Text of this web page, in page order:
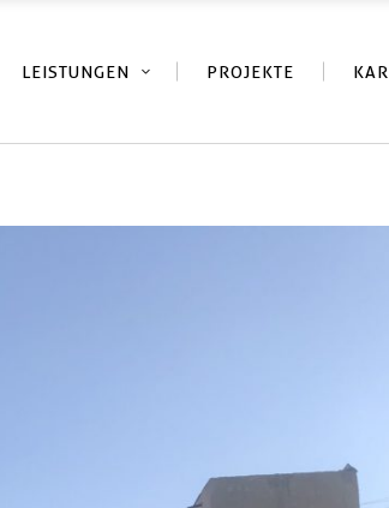
LEISTUNGEN PROJEKTE